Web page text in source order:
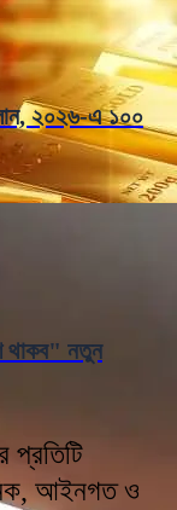
২০২৬-এ ১০০
থাকব" নতুন
প্রতিটি
আইনগত ও